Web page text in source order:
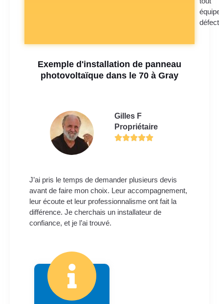
Exemple d'installation de panneau
photovoltaïque dans le 70 à Gray
Gilles F
Propriétaire
J’ai pris le temps de demander plusieurs devis
avant de faire mon choix. Leur accompagnement,
leur écoute et leur professionnalisme ont fait la
différence. Je cherchais un installateur de
confiance, et je l’ai trouvé.